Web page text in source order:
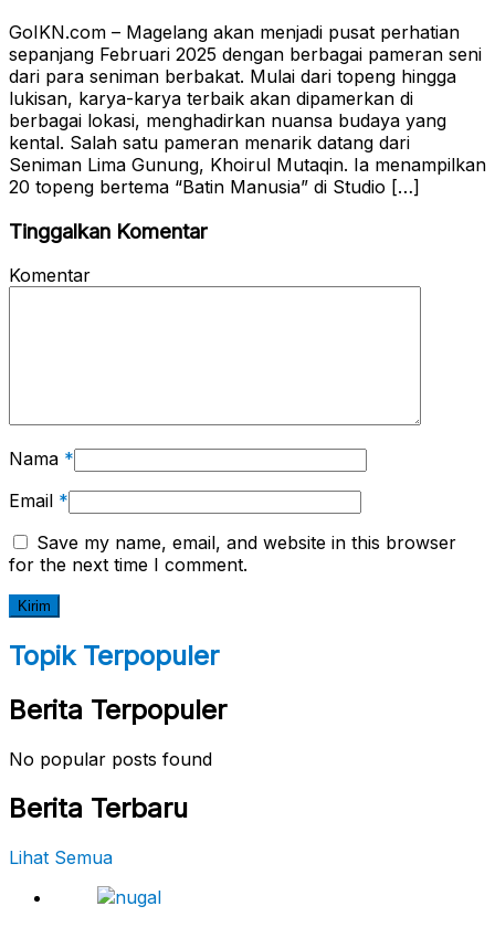
GoIKN.com – Magelang akan menjadi pusat perhatian
sepanjang Februari 2025 dengan berbagai pameran seni
dari para seniman berbakat. Mulai dari topeng hingga
lukisan, karya-karya terbaik akan dipamerkan di
berbagai lokasi, menghadirkan nuansa budaya yang
kental. Salah satu pameran menarik datang dari
Seniman Lima Gunung, Khoirul Mutaqin. Ia menampilkan
20 topeng bertema “Batin Manusia” di Studio […]
Tinggalkan Komentar
Komentar
Nama *
Email *
Save my name, email, and website in this browser
for the next time I comment.
Topik Terpopuler
Berita Terpopuler
No popular posts found
Berita Terbaru
Lihat Semua